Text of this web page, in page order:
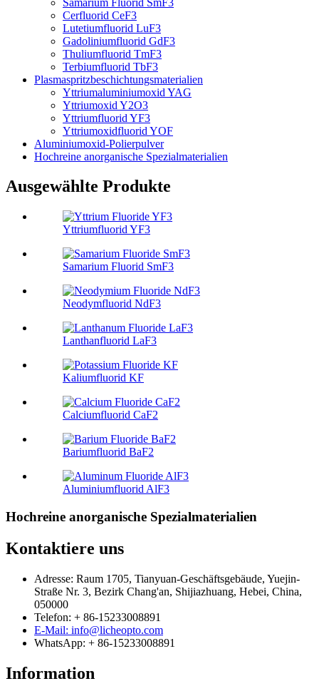
Cerfluorid CeF3
Lutetiumfluorid LuF3
Gadoliniumfluorid GdF3
Thuliumfluorid TmF3
Terbiumfluorid TbF3
Plasmaspritzbeschichtungsmaterialien
Yttriumaluminiumoxid YAG
Yttriumoxid Y2O3
Yttriumfluorid YF3
Yttriumoxidfluorid YOF
Aluminiumoxid-Polierpulver
Hochreine anorganische Spezialmaterialien
Ausgewählte Produkte
Yttriumfluorid YF3
Samarium Fluorid SmF3
Neodymfluorid NdF3
Lanthanfluorid LaF3
Kaliumfluorid KF
Calciumfluorid CaF2
Bariumfluorid BaF2
Aluminiumfluorid AlF3
Hochreine anorganische Spezialmaterialien
Kontaktiere uns
Adresse: Raum 1705, Tianyuan-Geschäftsgebäude, Yuejin-
Straße Nr. 3, Bezirk Chang'an, Shijiazhuang, Hebei, China,
050000
Telefon: + 86-15233008891
E-Mail: info@licheopto.com
WhatsApp: + 86-15233008891
Information